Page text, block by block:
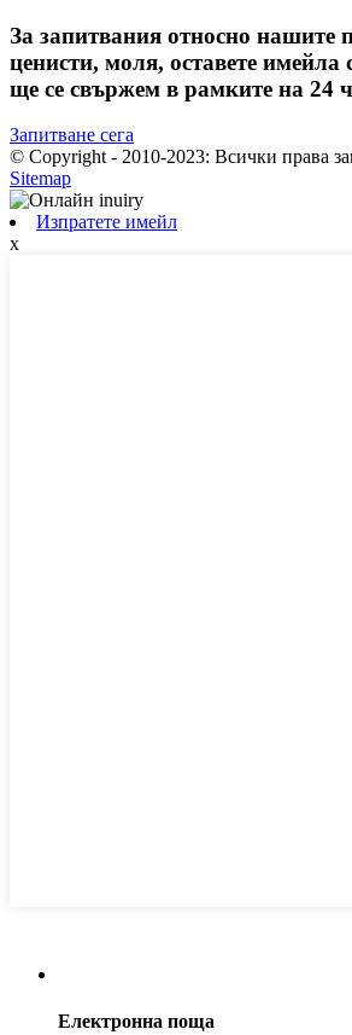
За запитвания относно нашите
ценисти, моля, оставете имейла
ще се свържем в рамките на 24
Запитване сега
© Copyright - 2010-2023: Всички права
Sitemap
Изпратете имейл
x
Електронна поща